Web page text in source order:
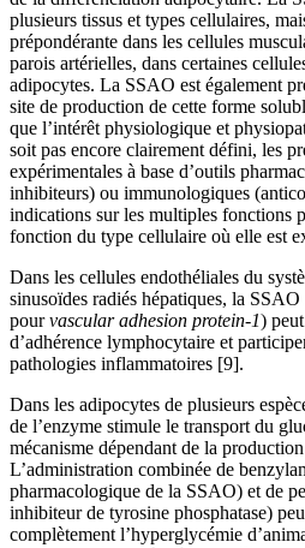
plusieurs tissus et types cellulaires,
prépondérante dans les cellules
parois artérielles, dans certaines
adipocytes. La SSAO est également
site de production de cette forme
que l’intérêt physiologique et
soit pas encore clairement défini, les
expérimentales à base d’outils
inhibiteurs) ou immunologiques
indications sur les multiples fonctions
fonction du type cellulaire où elle est
Dans les cellules endothéliales du
sinusoïdes radiés hépatiques, la
pourvascular adhesion protein-1)
d’adhérence lymphocytaire et
pathologies inflammatoires [9].
Dans les adipocytes de plusieurs
de l’enzyme stimule le transport du
mécanisme dépendant de la
L’administration combinée de
pharmacologique de la SSAO) et de
inhibiteur de tyrosine phosphatase)
complètement l’hyperglycémie